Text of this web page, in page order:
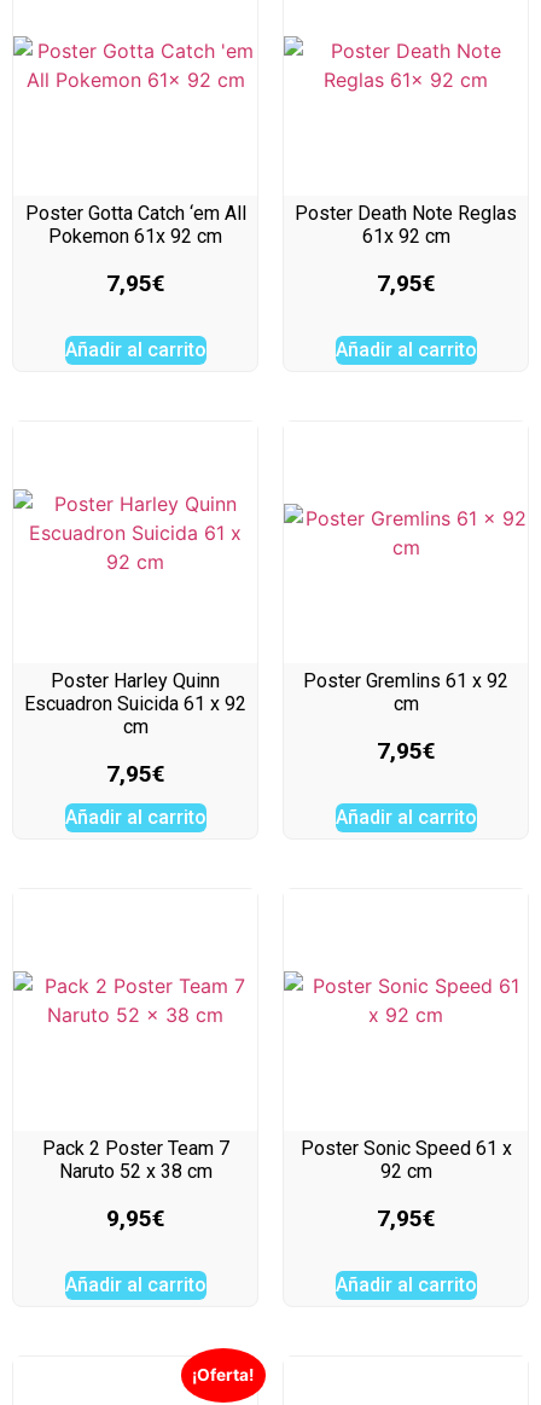
Poster Gotta Catch ‘em All
Pokemon 61x 92 cm
7,95€
Añadir al carrito
Poster Death Note Reglas
61x 92 cm
7,95€
Añadir al carrito
Poster Harley Quinn
Escuadron Suicida 61 x 92
cm
7,95€
Añadir al carrito
Poster Gremlins 61 x 92
cm
7,95€
Añadir al carrito
Pack 2 Poster Team 7
Naruto 52 x 38 cm
9,95€
Añadir al carrito
Poster Sonic Speed 61 x
92 cm
7,95€
Añadir al carrito
¡Oferta!